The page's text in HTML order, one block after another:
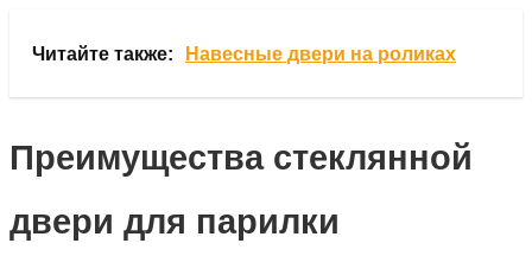
Читайте также: Навесные двери на роликах
Преимущества стеклянной
двери для парилки